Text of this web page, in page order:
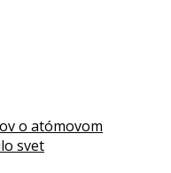
o atómovom
svet